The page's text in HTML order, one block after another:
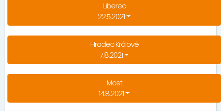
Liberec
22.5.2021
Hradec Králové
7.8.2021
Most
14.8.2021